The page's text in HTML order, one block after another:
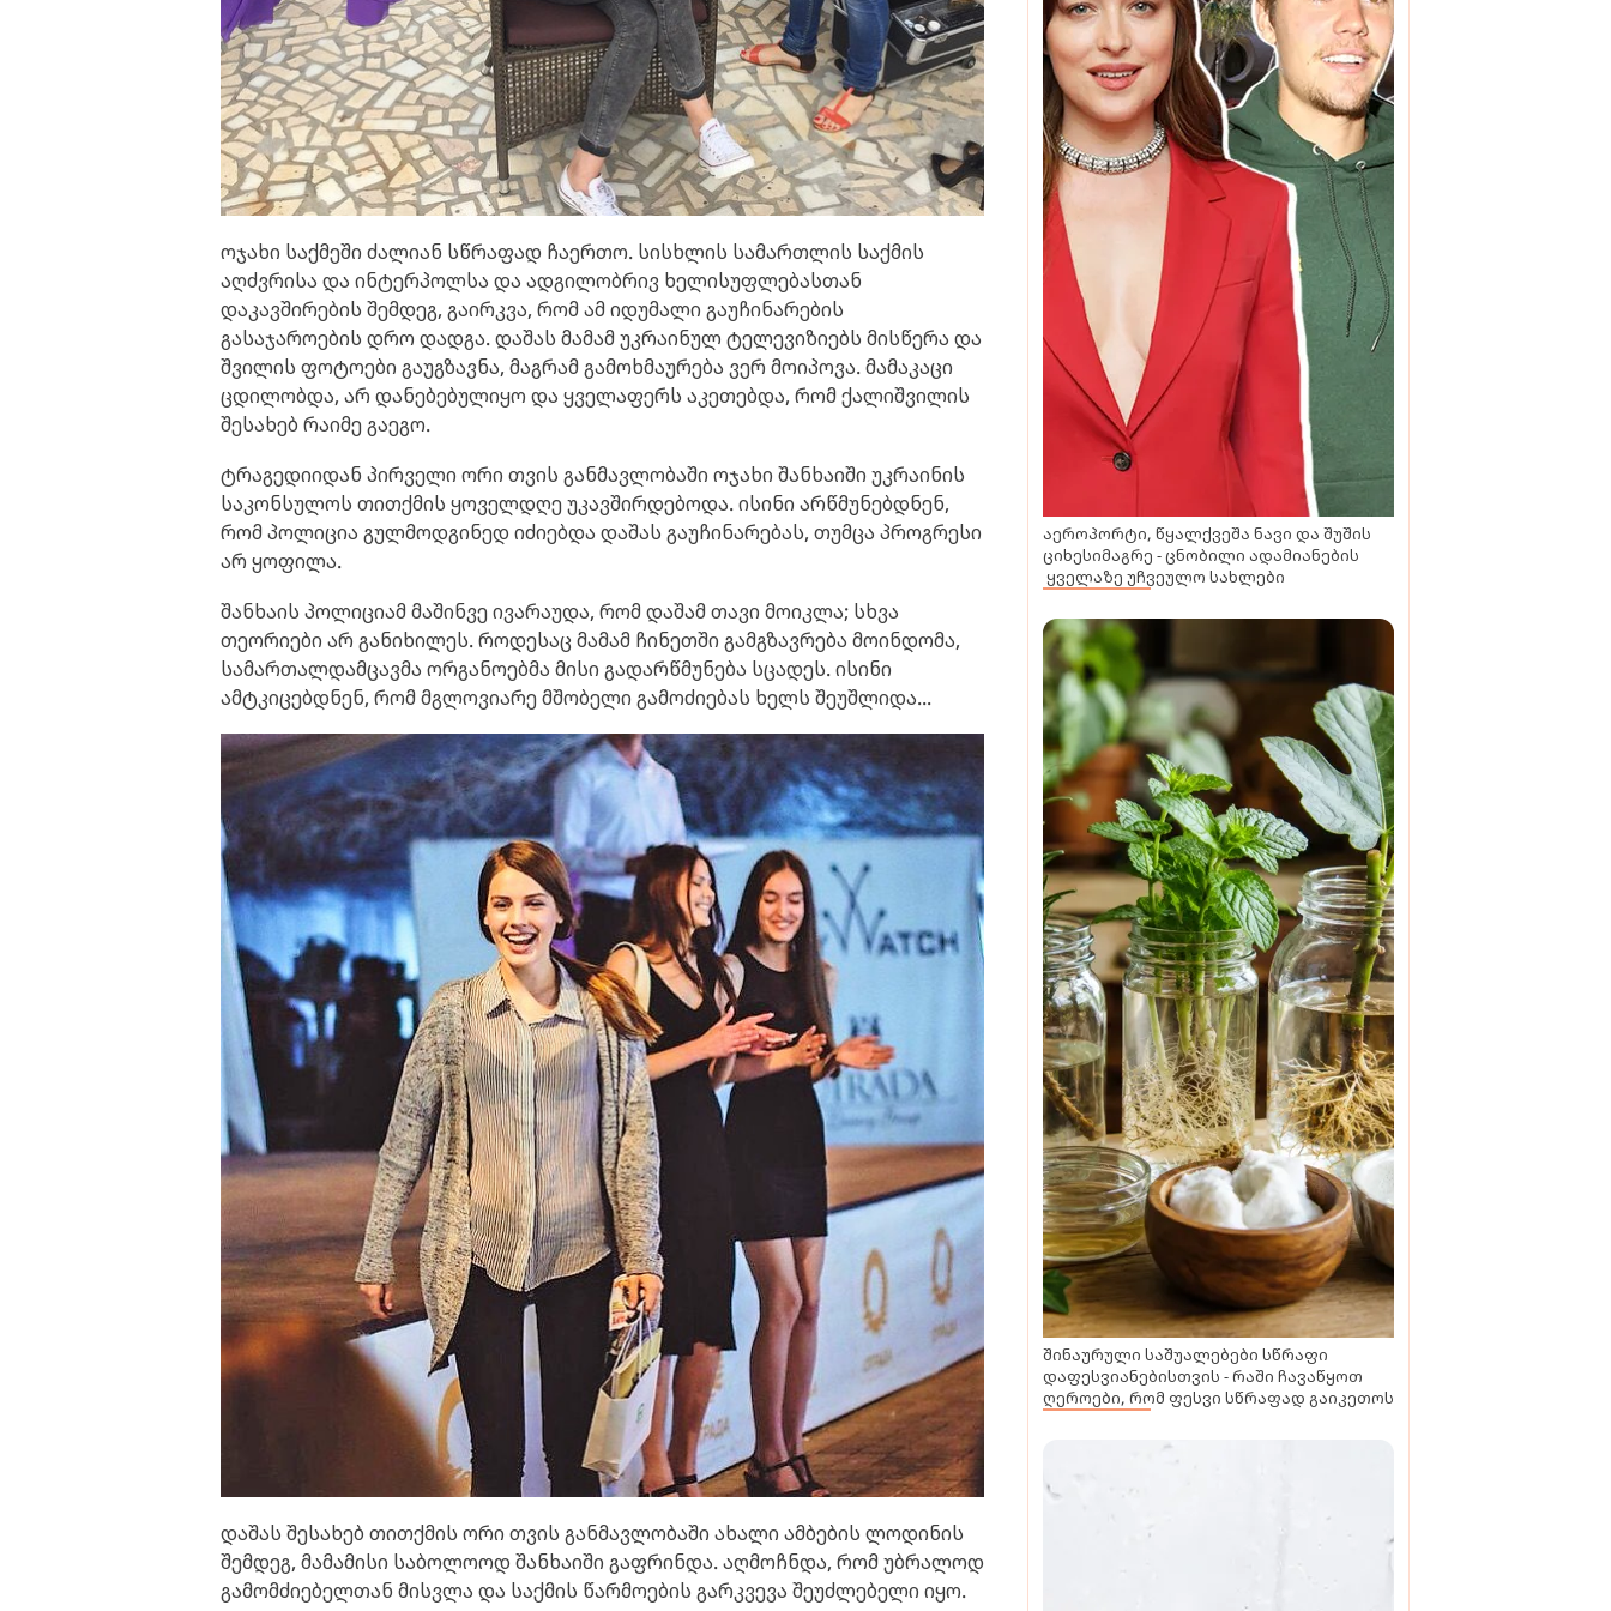
ოჯახი საქმეში ძალიან სწრაფად ჩაერთო. სისხლის სამართლის საქმის
აღძვრისა და ინტერპოლსა და ადგილობრივ ხელისუფლებასთან
დაკავშირების შემდეგ, გაირკვა, რომ ამ იდუმალი გაუჩინარების
გასაჯაროების დრო დადგა. დაშას მამამ უკრაინულ ტელევიზიებს მისწერა და
შვილის ფოტოები გაუგზავნა, მაგრამ გამოხმაურება ვერ მოიპოვა. მამაკაცი
ცდილობდა, არ დანებებულიყო და ყველაფერს აკეთებდა, რომ ქალიშვილის
შესახებ რაიმე გაეგო.
ტრაგედიიდან პირველი ორი თვის განმავლობაში ოჯახი შანხაიში უკრაინის
საკონსულოს თითქმის ყოველდღე უკავშირდებოდა. ისინი არწმუნებდნენ,
რომ პოლიცია გულმოდგინედ იძიებდა დაშას გაუჩინარებას, თუმცა პროგრესი
არ ყოფილა.
შანხაის პოლიციამ მაშინვე ივარაუდა, რომ დაშამ თავი მოიკლა; სხვა
თეორიები არ განიხილეს. როდესაც მამამ ჩინეთში გამგზავრება მოინდომა,
სამართალდამცავმა ორგანოებმა მისი გადარწმუნება სცადეს. ისინი
ამტკიცებდნენ, რომ მგლოვიარე მშობელი გამოძიებას ხელს შეუშლიდა...
დაშას შესახებ თითქმის ორი თვის განმავლობაში ახალი ამბების ლოდინის
შემდეგ, მამამისი საბოლოოდ შანხაიში გაფრინდა. აღმოჩნდა, რომ უბრალოდ
გამომძიებელთან მისვლა და საქმის წარმოების გარკვევა შეუძლებელი იყო.
აეროპორტი, წყალქვეშა ნავი და შუშის
ციხესიმაგრე - ცნობილი ადამიანების
ყველაზე უჩვეულო სახლები
შინაურული საშუალებები სწრაფი
დაფესვიანებისთვის - რაში ჩავაწყოთ
ღეროები, რომ ფესვი სწრაფად გაიკეთოს